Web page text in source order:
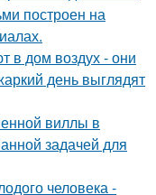
построен на
в дом воздух - они
день выглядят
виллы в
задачей для
человека -